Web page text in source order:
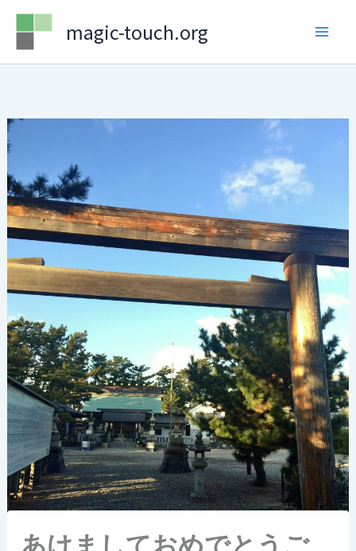
Skip
content
magic-touch.org